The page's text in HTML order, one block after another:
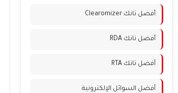
أفضل تانك Clearomizer
أفضل تانك RDA
أفضل تانك RTA
أفضل السوائل الإلكترونية